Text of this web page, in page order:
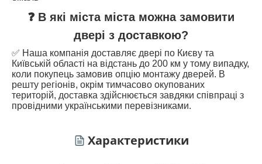
❓ В які міста міста можна замовити
двері з доставкою?
✅ Наша компанія доставляє двері по Києву та
Київській області на відстань до 200 км у тому випадку,
коли покупець замовив опцію монтажу дверей. В
решту регіонів, окрім тимчасово окупованих
територій, доставка здійснюється завдяки співпраці з
провідними українськими перевізниками.
Характеристики